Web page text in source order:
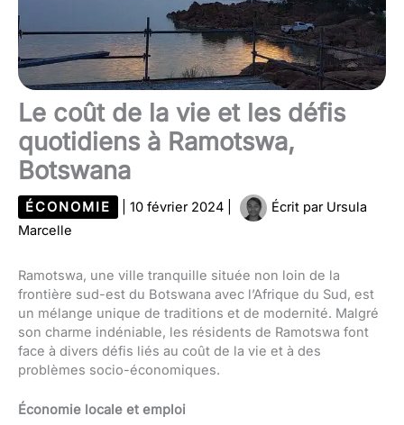
Le coût de la vie et les défis
quotidiens à Ramotswa,
Botswana
ÉCONOMIE 10 février 2024 Écrit par Ursula
Marcelle
Ramotswa, une ville tranquille située non loin de la
frontière sud-est du Botswana avec l’Afrique du Sud, est
un mélange unique de traditions et de modernité. Malgré
son charme indéniable, les résidents de Ramotswa font
face à divers défis liés au coût de la vie et à des
problèmes socio-économiques.
Économie locale et emploi